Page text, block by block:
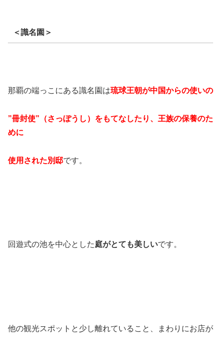
＜識名園＞
那覇の端っこにある識名園は琉球王朝が中国からの使いの
”冊封使”（さっぽうし）をもてなしたり、王族の保養のた
めに
使用された別邸です。
回遊式の池を中心とした庭がとても美しいです。
他の観光スポットと少し離れていること、まわりにお店が